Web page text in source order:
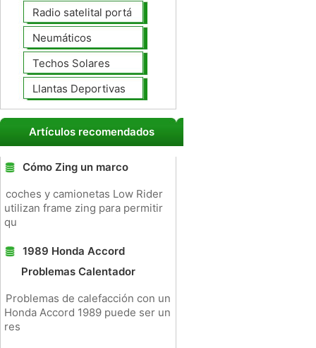
Radio satelital portátil
Neumáticos
Techos Solares
Llantas Deportivas
Artículos recomendados
Cómo Zing un marco
coches y camionetas Low Rider
utilizan frame zing para permitir
qu
1989 Honda Accord
Problemas Calentador
Problemas de calefacción con un
Honda Accord 1989 puede ser un
res